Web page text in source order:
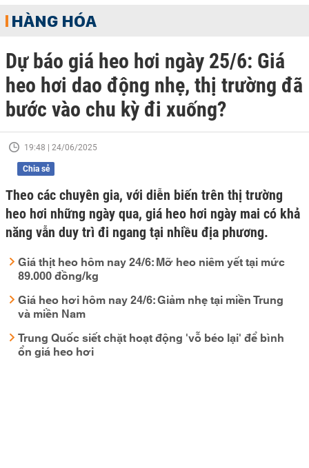
HÀNG HÓA
Dự báo giá heo hơi ngày 25/6: Giá
heo hơi dao động nhẹ, thị trường đã
bước vào chu kỳ đi xuống?
19:48 | 24/06/2025
Chia sẻ
Theo các chuyên gia, với diễn biến trên thị trường
heo hơi những ngày qua, giá heo hơi ngày mai có khả
năng vẫn duy trì đi ngang tại nhiều địa phương.
Giá thịt heo hôm nay 24/6: Mỡ heo niêm yết tại mức
89.000 đồng/kg
Giá heo hơi hôm nay 24/6: Giảm nhẹ tại miền Trung
và miền Nam
Trung Quốc siết chặt hoạt động 'vỗ béo lại' để bình
ổn giá heo hơi